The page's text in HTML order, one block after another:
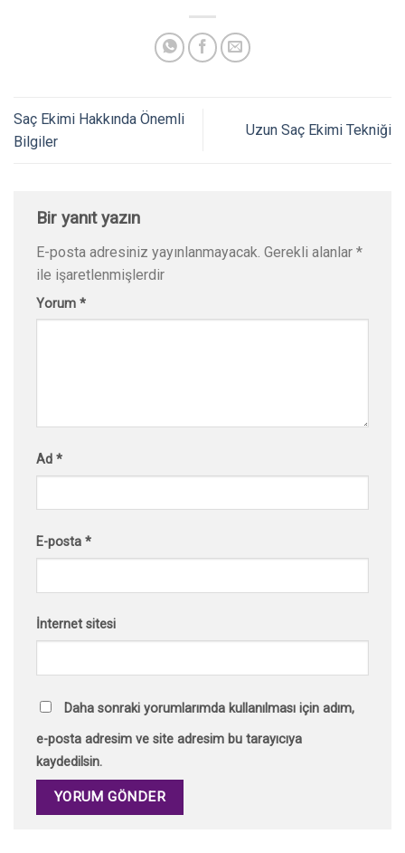
Saç Ekimi Hakkında Önemli
Bilgiler
Uzun Saç Ekimi Tekniği
Bir yanıt yazın
E-posta adresiniz yayınlanmayacak. Gerekli alanlar *
ile işaretlenmişlerdir
Yorum *
Ad *
E-posta *
İnternet sitesi
Daha sonraki yorumlarımda kullanılması için adım,
e-posta adresim ve site adresim bu tarayıcıya
kaydedilsin.